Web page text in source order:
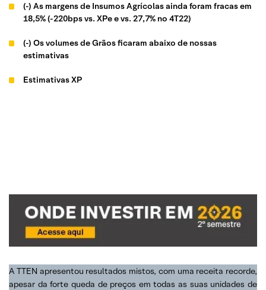
(-) As margens de Insumos Agrícolas ainda foram fracas em
18,5% (-220bps vs. XPe e vs. 27,7% no 4T22)
(-) Os volumes de Grãos ficaram abaixo de nossas
estimativas
Estimativas XP
A TTEN apresentou resultados mistos, com uma receita recorde,
apesar da forte queda de preços em todas as suas unidades de